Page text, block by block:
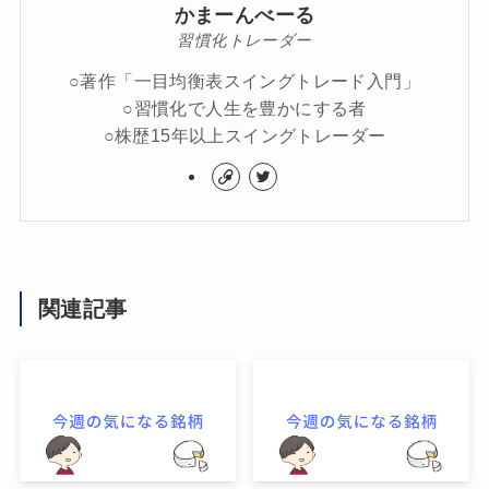
かまーんべーる
習慣化トレーダー
○著作「一目均衡表スイングトレード入門」
○習慣化で人生を豊かにする者
○株歴15年以上スイングトレーダー
関連記事